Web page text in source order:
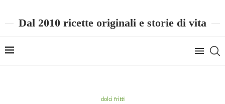
Dal 2010 ricette originali e storie di vita
dolci fritti